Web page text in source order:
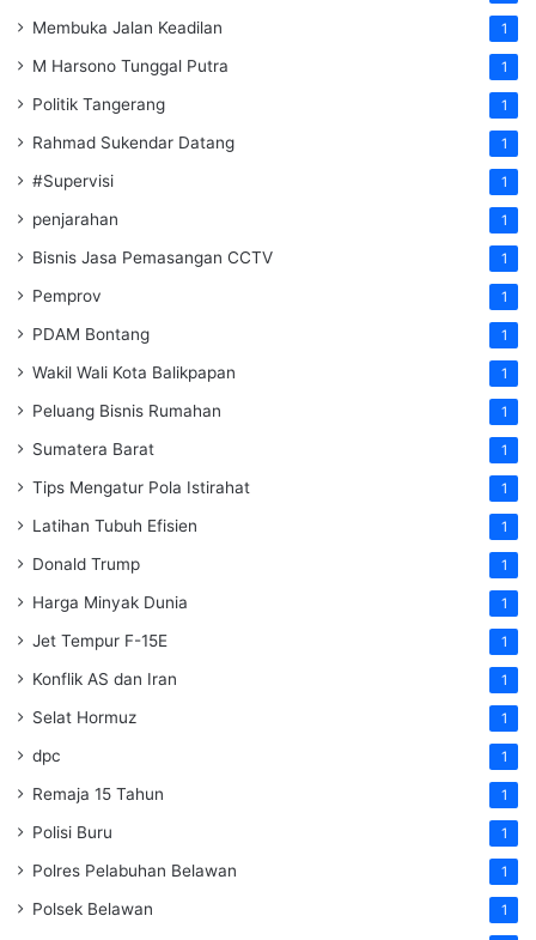
Membuka Jalan Keadilan 1
M Harsono Tunggal Putra 1
Politik Tangerang 1
Rahmad Sukendar Datang 1
#Supervisi 1
penjarahan 1
Bisnis Jasa Pemasangan CCTV 1
Pemprov 1
PDAM Bontang 1
Wakil Wali Kota Balikpapan 1
Peluang Bisnis Rumahan 1
Sumatera Barat 1
Tips Mengatur Pola Istirahat 1
Latihan Tubuh Efisien 1
Donald Trump 1
Harga Minyak Dunia 1
Jet Tempur F-15E 1
Konflik AS dan Iran 1
Selat Hormuz 1
dpc 1
Remaja 15 Tahun 1
Polisi Buru 1
Polres Pelabuhan Belawan 1
Polsek Belawan 1